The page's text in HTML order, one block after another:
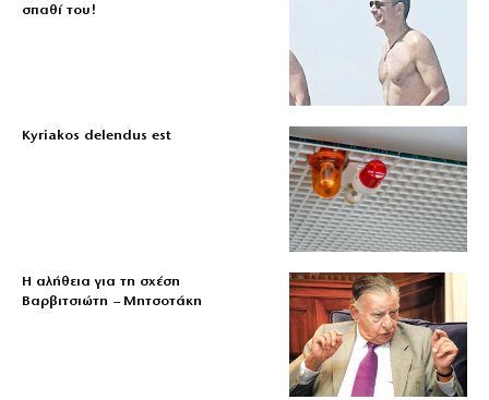
σπαθί του!
Kyriakos delendus est
Η αλήθεια για τη σχέση
Βαρβιτσιώτη – Μητσοτάκη